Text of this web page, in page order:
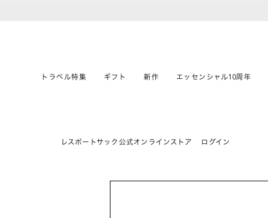
トラベル特集 ギフト 新作 エッセンシャル10周年
レスポートサック公式オンラインストア ログイン